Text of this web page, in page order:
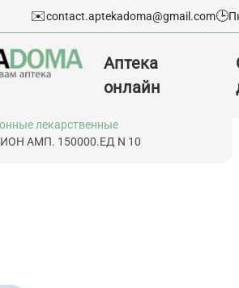
✉️contact.aptekadoma@gmail.com🕒
Аптека
онлайн
лекарственные
АМП. 150000.ЕД N 10